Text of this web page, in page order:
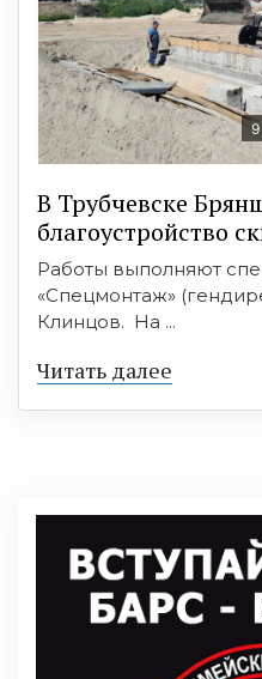
В Трубчевске
благоустройство
Работы выполняют
«Спецмонтаж»
Клинцов. На ...
Читать далее